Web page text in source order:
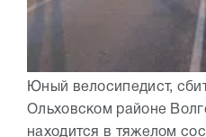
Юный велосипедист,
Ольховском районе
находится в тяжелом